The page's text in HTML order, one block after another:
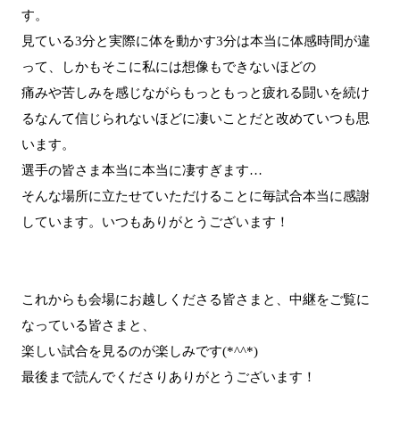
す。
見ている3分と実際に体を動かす3分は本当に体感時間が違
って、しかもそこに私には想像もできないほどの
痛みや苦しみを感じながらもっともっと疲れる闘いを続け
るなんて信じられないほどに凄いことだと改めていつも思
います。
選手の皆さま本当に本当に凄すぎます…
そんな場所に立たせていただけることに毎試合本当に感謝
しています。いつもありがとうございます！
これからも会場にお越しくださる皆さまと、中継をご覧に
なっている皆さまと、
楽しい試合を見るのが楽しみです(*^^*)
最後まで読んでくださりありがとうございます！